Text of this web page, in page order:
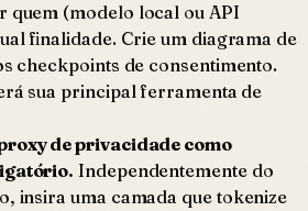
quem (modelo local ou API
finalidade. Crie um diagrama de
checkpoints de consentimento.
sua principal ferramenta de
de privacidade como
Independentemente do
insira uma camada que tokenize